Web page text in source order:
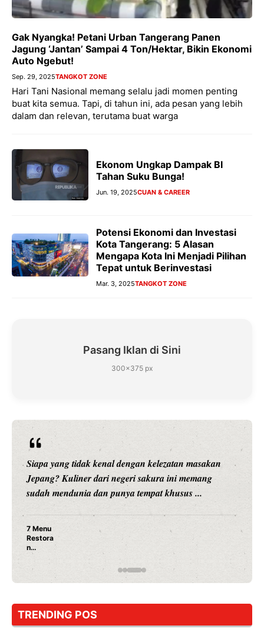
Gak Nyangka! Petani Urban Tangerang Panen
Jagung ‘Jantan’ Sampai 4 Ton/Hektar, Bikin Ekonomi
Auto Ngebut!
Sep. 29, 2025TANGKOT ZONE
Hari Tani Nasional memang selalu jadi momen penting
buat kita semua. Tapi, di tahun ini, ada pesan yang lebih
dalam dan relevan, terutama buat warga
Ekonom Ungkap Dampak BI
Tahan Suku Bunga!
Jun. 19, 2025CUAN & CAREER
Potensi Ekonomi dan Investasi
Kota Tangerang: 5 Alasan
Mengapa Kota Ini Menjadi Pilihan
Tepat untuk Berinvestasi
Mar. 3, 2025TANGKOT ZONE
Pasang Iklan di Sini
300×375 px
Siapa yang tidak kenal dengan kelezatan masakan
Jepang? Kuliner dari negeri sakura ini memang
sudah mendunia dan punya tempat khusus ...
7 Menu
Restora
n
Jepang
yang
Dicoba,
Cuma
Sushi!
TRENDING POS